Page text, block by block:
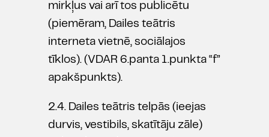
mirkļus vai arī tos publicētu
(piemēram, Dailes teātris
interneta vietnē, sociālajos
tīklos). (VDAR 6.panta 1.punkta “f”
apakšpunkts).
2.4. Dailes teātris telpās (ieejas
durvis, vestibils, skatītāju zāle)